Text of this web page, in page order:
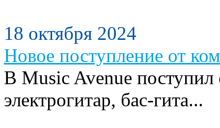
18 октября 2024
Новое поступление от
В Music Avenue
электрогитар, бас-гита...